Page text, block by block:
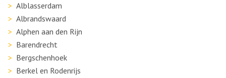
Alblasserdam
Albrandswaard
Alphen aan den Rijn
Barendrecht
Bergschenhoek
Berkel en Rodenrijs